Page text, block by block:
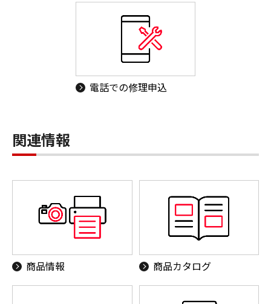
電話での修理申込
関連情報
商品情報 商品カタログ